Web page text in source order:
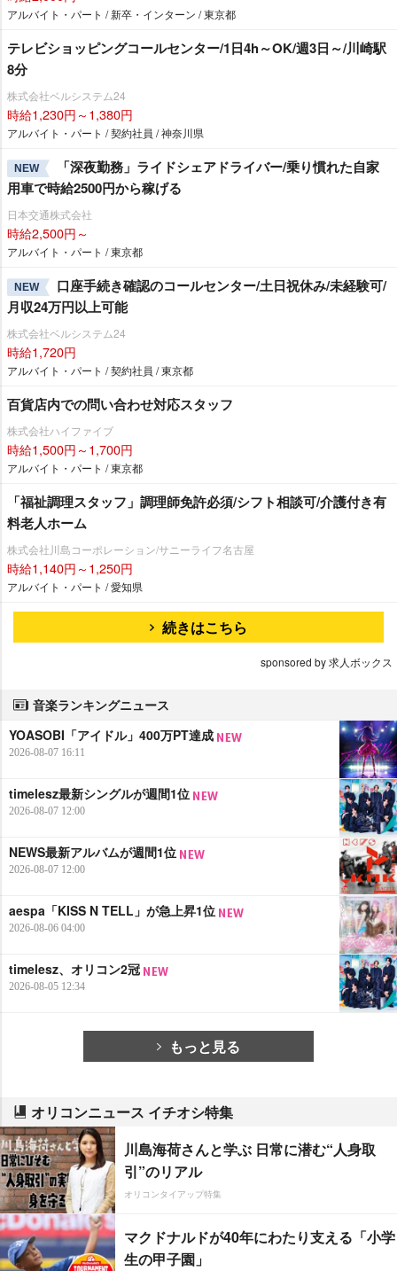
アルバイト・パート / 新卒・インターン / 東京都
テレビショッピングコールセンター/1日4h～OK/週3日～/川崎駅
8分
株式会社ベルシステム24
時給1,230円～1,380円
アルバイト・パート / 契約社員 / 神奈川県
NEW
「深夜勤務」ライドシェアドライバー/乗り慣れた自家
用車で時給2500円から稼げる
日本交通株式会社
時給2,500円～
アルバイト・パート / 東京都
NEW
口座手続き確認のコールセンター/土日祝休み/未経験可/
月収24万円以上可能
株式会社ベルシステム24
時給1,720円
アルバイト・パート / 契約社員 / 東京都
百貨店内での問い合わせ対応スタッフ
株式会社ハイファイブ
時給1,500円～1,700円
アルバイト・パート / 東京都
「福祉調理スタッフ」調理師免許必須/シフト相談可/介護付き有
料老人ホーム
株式会社川島コーポレーション/サニーライフ名古屋
時給1,140円～1,250円
アルバイト・パート / 愛知県
続きはこちら
sponsored by 求人ボックス
音楽ランキングニュース
YOASOBI「アイドル」400万PT達成
2026-08-07 16:11
timelesz最新シングルが週間1位
2026-08-07 12:00
NEWS最新アルバムが週間1位
2026-08-07 12:00
aespa「KISS N TELL」が急上昇1位
2026-08-06 04:00
timelesz、オリコン2冠
2026-08-05 12:34
もっと見る
オリコンニュース イチオシ特集
川島海荷さんと学ぶ 日常に潜む“人身取
引”のリアル
オリコンタイアップ特集
マクドナルドが40年にわたり支える「小学
生の甲子園」